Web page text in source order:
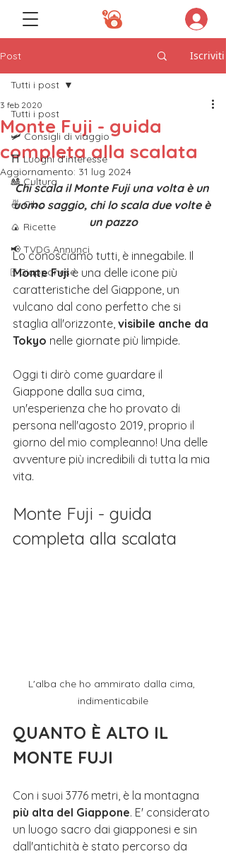
Post Iscriviti
Tutti i post
🛩️ Consigli di viaggio
⛩️ Luoghi d'interesse
🎎 Cultura
🍜 Cibo
🍙 Ricette
📢 TVDG Annunci
🀄️ Giapponese
Tutti i post
Monte Fuji - guida
completa alla scalata
3 feb 2020
Aggiornamento: 31 lug 2024
Chi scala il Monte Fuji una volta è un
uomo saggio, chi lo scala due volte è
un pazzo
Lo conosciamo tutti, è innegabile. Il
Monte Fuji è una delle icone più
caratteristiche del Giappone, un
vulcano dal cono perfetto che si
staglia all'orizzonte, visibile anche da
Tokyo nelle giornate più limpide.
Oggi ti dirò come guardare il
Giappone dalla sua cima,
un'esperienza che ho provato di
persona nell'agosto 2019, proprio il
giorno del mio compleanno! Una delle
avventure più incredibili di tutta la mia
vita.
Monte Fuji - guida
completa alla scalata
L'alba che ho ammirato dalla cima,
indimenticabile
QUANTO È ALTO IL
MONTE FUJI
Con i suoi 3776 metri, è la montagna
più alta del Giappone. E' considerato
un luogo sacro dai giapponesi e sin
dall'antichità è stato percorso da